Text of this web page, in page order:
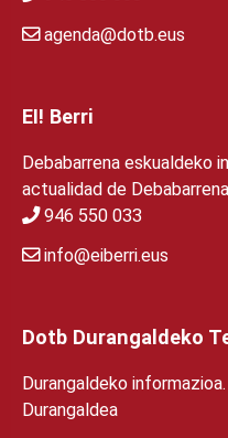
agenda@dotb.eus
EI! Berri
Debabarrena eskualdeko
actualidad de Debabarrena
946 550 033
info@eiberri.eus
Dotb Durangaldeko
Durangaldeko
Durangaldea